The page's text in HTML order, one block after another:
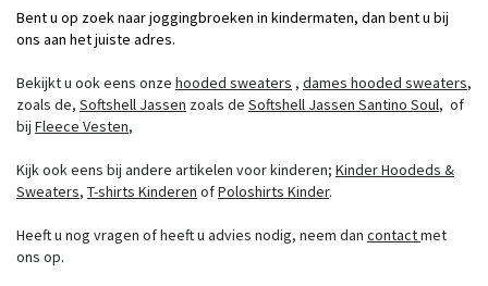
Bent u op zoek naar joggingbroeken in kindermaten, dan bent u bij
ons aan het juiste adres.
Bekijkt u ook eens onze hooded sweaters , dames hooded sweaters,
zoals de, Softshell Jassen zoals de Softshell Jassen Santino Soul, of
bij Fleece Vesten,
Kijk ook eens bij andere artikelen voor kinderen; Kinder Hoodeds &
Sweaters, T-shirts Kinderen ofPoloshirts Kinder.
Heeft u nog vragen of heeft u advies nodig, neem dan contactmet
ons op.